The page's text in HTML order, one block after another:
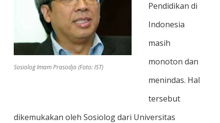
Sosiolog Imam Prasodjo (Foto: IST)
Pendidikan di
Indonesia
masih
monoton dan
menindas. Hal
tersebut
dikemukakan oleh Sosiolog dari Universitas